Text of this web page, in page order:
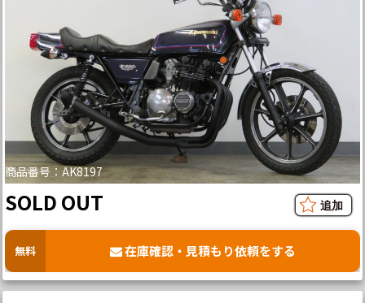
商品番号：AK8197
SOLD OUT
無料 在庫確認・見積もり依頼をする